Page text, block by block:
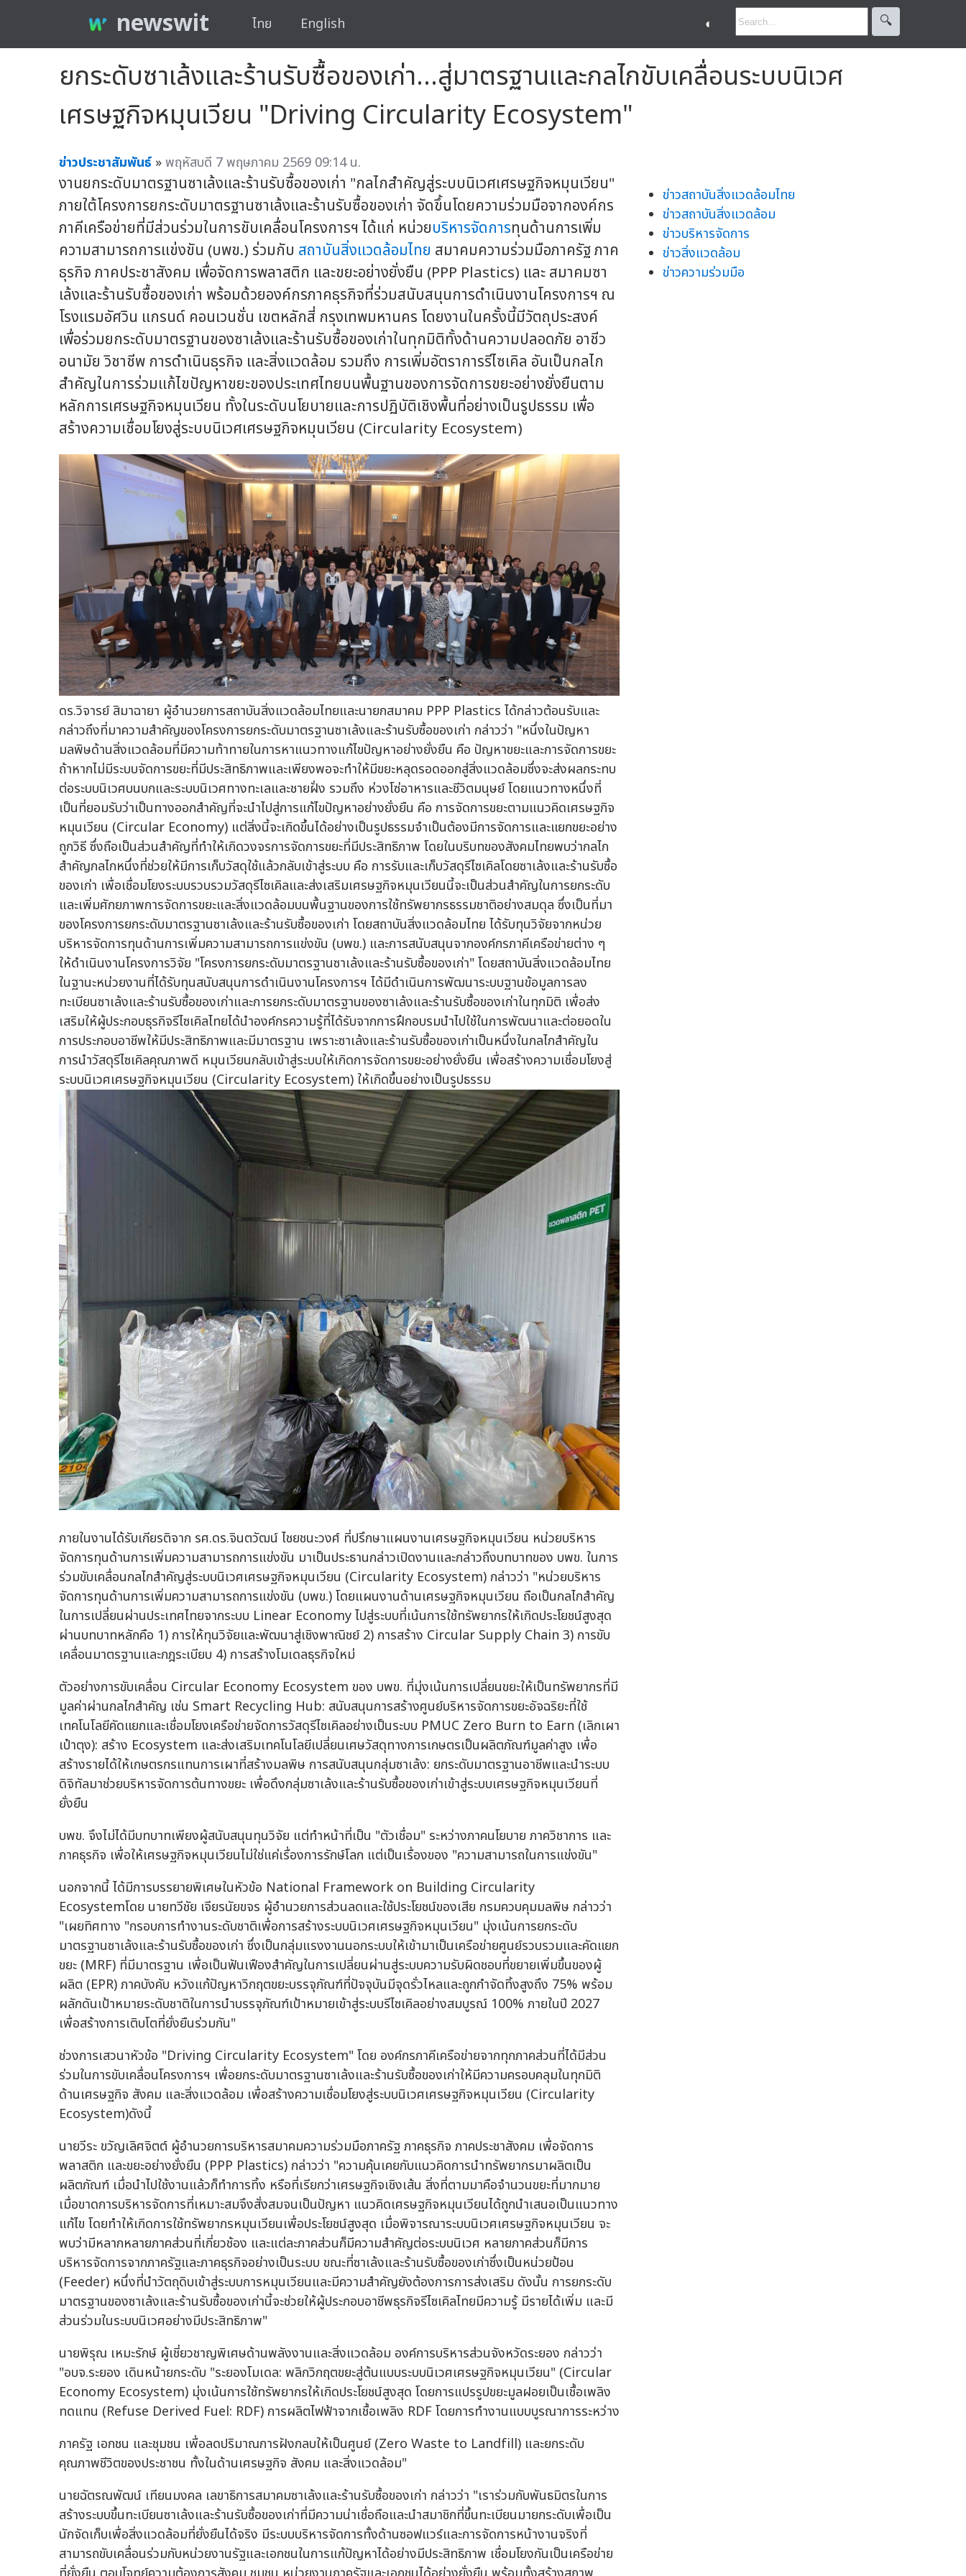
newswit ไทย English ◐ 🔍︎
ยกระดับซาเล้งและร้านรับซื้อของเก่า…สู่มาตรฐานและกลไกขับเคลื่อนระบบนิเวศ
เศรษฐกิจหมุนเวียน "Driving Circularity Ecosystem"
ข่าวประชาสัมพันธ์ »พฤหัสบดี 7 พฤษภาคม 2569 09:14 น.
งานยกระดับมาตรฐานซาเล้งและร้านรับซื้อของเก่า "กลไกสำคัญสู่ระบบนิเวศเศรษฐกิจหมุนเวียน"
ภายใต้โครงการยกระดับมาตรฐานซาเล้งและร้านรับซื้อของเก่า จัดขึ้นโดยความร่วมมือจากองค์กร
ภาคีเครือข่ายที่มีส่วนร่วมในการขับเคลื่อนโครงการฯ ได้แก่ หน่วยบริหารจัดการทุนด้านการเพิ่ม
ความสามารถการแข่งขัน (บพข.) ร่วมกับ สถาบันสิ่งแวดล้อมไทย สมาคมความร่วมมือภาครัฐ ภาค
ธุรกิจ ภาคประชาสังคม เพื่อจัดการพลาสติก และขยะอย่างยั่งยืน (PPP Plastics) และ สมาคมซา
เล้งและร้านรับซื้อของเก่า พร้อมด้วยองค์กรภาคธุรกิจที่ร่วมสนับสนุนการดำเนินงานโครงการฯ ณ
โรงแรมอัศวิน แกรนด์ คอนเวนชั่น เขตหลักสี่ กรุงเทพมหานคร โดยงานในครั้งนี้มีวัตถุประสงค์
เพื่อร่วมยกระดับมาตรฐานของซาเล้งและร้านรับซื้อของเก่าในทุกมิติทั้งด้านความปลอดภัย อาชีว
อนามัย วิชาชีพ การดำเนินธุรกิจ และสิ่งแวดล้อม รวมถึง การเพิ่มอัตราการรีไซเคิล อันเป็นกลไก
สำคัญในการร่วมแก้ไขปัญหาขยะของประเทศไทยบนพื้นฐานของการจัดการขยะอย่างยั่งยืนตาม
หลักการเศรษฐกิจหมุนเวียน ทั้งในระดับนโยบายและการปฏิบัติเชิงพื้นที่อย่างเป็นรูปธรรม เพื่อ
สร้างความเชื่อมโยงสู่ระบบนิเวศเศรษฐกิจหมุนเวียน (Circularity Ecosystem)
ดร.วิจารย์ สิมาฉายา ผู้อำนวยการสถาบันสิ่งแวดล้อมไทยและนายกสมาคม PPP Plastics ได้กล่าวต้อนรับและ
กล่าวถึงที่มาความสำคัญของโครงการยกระดับมาตรฐานซาเล้งและร้านรับซื้อของเก่า กล่าวว่า "หนึ่งในปัญหา
มลพิษด้านสิ่งแวดล้อมที่มีความท้าทายในการหาแนวทางแก้ไขปัญหาอย่างยั่งยืน คือ ปัญหาขยะและการจัดการขยะ
ถ้าหากไม่มีระบบจัดการขยะที่มีประสิทธิภาพและเพียงพอจะทำให้มีขยะหลุดรอดออกสู่สิ่งแวดล้อมซึ่งจะส่งผลกระทบ
ต่อระบบนิเวศบนบกและระบบนิเวศทางทะเลและชายฝั่ง รวมถึง ห่วงโซ่อาหารและชีวิตมนุษย์ โดยแนวทางหนึ่งที่
เป็นที่ยอมรับว่าเป็นทางออกสำคัญที่จะนำไปสู่การแก้ไขปัญหาอย่างยั่งยืน คือ การจัดการขยะตามแนวคิดเศรษฐกิจ
หมุนเวียน (Circular Economy) แต่สิ่งนี้จะเกิดขึ้นได้อย่างเป็นรูปธรรมจำเป็นต้องมีการจัดการและแยกขยะอย่าง
ถูกวิธี ซึ่งถือเป็นส่วนสำคัญที่ทำให้เกิดวงจรการจัดการขยะที่มีประสิทธิภาพ โดยในบริบทของสังคมไทยพบว่ากลไก
สำคัญกลไกหนึ่งที่ช่วยให้มีการเก็บวัสดุใช้แล้วกลับเข้าสู่ระบบ คือ การรับและเก็บวัสดุรีไซเคิลโดยซาเล้งและร้านรับซื้อ
ของเก่า เพื่อเชื่อมโยงระบบรวบรวมวัสดุรีไซเคิลและส่งเสริมเศรษฐกิจหมุนเวียนนี้จะเป็นส่วนสำคัญในการยกระดับ
และเพิ่มศักยภาพการจัดการขยะและสิ่งแวดล้อมบนพื้นฐานของการใช้ทรัพยากรธรรมชาติอย่างสมดุล ซึ่งเป็นที่มา
ของโครงการยกระดับมาตรฐานซาเล้งและร้านรับซื้อของเก่า โดยสถาบันสิ่งแวดล้อมไทย ได้รับทุนวิจัยจากหน่วย
บริหารจัดการทุนด้านการเพิ่มความสามารถการแข่งขัน (บพข.) และการสนับสนุนจากองค์กรภาคีเครือข่ายต่าง ๆ
ให้ดำเนินงานโครงการวิจัย "โครงการยกระดับมาตรฐานซาเล้งและร้านรับซื้อของเก่า" โดยสถาบันสิ่งแวดล้อมไทย
ในฐานะหน่วยงานที่ได้รับทุนสนับสนุนการดำเนินงานโครงการฯ ได้มีดำเนินการพัฒนาระบบฐานข้อมูลการลง
ทะเบียนซาเล้งและร้านรับซื้อของเก่าและการยกระดับมาตรฐานของซาเล้งและร้านรับซื้อของเก่าในทุกมิติ เพื่อส่ง
เสริมให้ผู้ประกอบธุรกิจรีไซเคิลไทยได้นำองค์กรความรู้ที่ได้รับจากการฝึกอบรมนำไปใช้ในการพัฒนาและต่อยอดใน
การประกอบอาชีพให้มีประสิทธิภาพและมีมาตรฐาน เพราะซาเล้งและร้านรับซื้อของเก่าเป็นหนึ่งในกลไกสำคัญใน
การนำวัสดุรีไซเคิลคุณภาพดี หมุนเวียนกลับเข้าสู่ระบบให้เกิดการจัดการขยะอย่างยั่งยืน เพื่อสร้างความเชื่อมโยงสู่
ระบบนิเวศเศรษฐกิจหมุนเวียน (Circularity Ecosystem) ให้เกิดขึ้นอย่างเป็นรูปธรรม
ภายในงานได้รับเกียรติจาก รศ.ดร.จินตวัฒน์ ไชยชนะวงศ์ ที่ปรึกษาแผนงานเศรษฐกิจหมุนเวียน หน่วยบริหาร
จัดการทุนด้านการเพิ่มความสามารถการแข่งขัน มาเป็นประธานกล่าวเปิดงานและกล่าวถึงบทบาทของ บพข. ในการ
ร่วมขับเคลื่อนกลไกสำคัญสู่ระบบนิเวศเศรษฐกิจหมุนเวียน (Circularity Ecosystem) กล่าวว่า "หน่วยบริหาร
จัดการทุนด้านการเพิ่มความสามารถการแข่งขัน (บพข.) โดยแผนงานด้านเศรษฐกิจหมุนเวียน ถือเป็นกลไกสำคัญ
ในการเปลี่ยนผ่านประเทศไทยจากระบบ Linear Economy ไปสู่ระบบที่เน้นการใช้ทรัพยากรให้เกิดประโยชน์สูงสุด
ผ่านบทบาทหลักคือ 1) การให้ทุนวิจัยและพัฒนาสู่เชิงพาณิชย์ 2) การสร้าง Circular Supply Chain 3) การขับ
เคลื่อนมาตรฐานและกฎระเบียบ 4) การสร้างโมเดลธุรกิจใหม่
ตัวอย่างการขับเคลื่อน Circular Economy Ecosystem ของ บพข. ที่มุ่งเน้นการเปลี่ยนขยะให้เป็นทรัพยากรที่มี
มูลค่าผ่านกลไกสำคัญ เช่น Smart Recycling Hub: สนับสนุนการสร้างศูนย์บริหารจัดการขยะอัจฉริยะที่ใช้
เทคโนโลยีคัดแยกและเชื่อมโยงเครือข่ายจัดการวัสดุรีไซเคิลอย่างเป็นระบบ PMUC Zero Burn to Earn (เลิกเผา
เป๋าตุง): สร้าง Ecosystem และส่งเสริมเทคโนโลยีเปลี่ยนเศษวัสดุทางการเกษตรเป็นผลิตภัณฑ์มูลค่าสูง เพื่อ
สร้างรายได้ให้เกษตรกรแทนการเผาที่สร้างมลพิษ การสนับสนุนกลุ่มซาเล้ง: ยกระดับมาตรฐานอาชีพและนำระบบ
ดิจิทัลมาช่วยบริหารจัดการต้นทางขยะ เพื่อดึงกลุ่มซาเล้งและร้านรับซื้อของเก่าเข้าสู่ระบบเศรษฐกิจหมุนเวียนที่
ยั่งยืน
บพข. จึงไม่ได้มีบทบาทเพียงผู้สนับสนุนทุนวิจัย แต่ทำหน้าที่เป็น "ตัวเชื่อม" ระหว่างภาคนโยบาย ภาควิชาการ และ
ภาคธุรกิจ เพื่อให้เศรษฐกิจหมุนเวียนไม่ใช่แค่เรื่องการรักษ์โลก แต่เป็นเรื่องของ "ความสามารถในการแข่งขัน"
นอกจากนี้ ได้มีการบรรยายพิเศษในหัวข้อ National Framework on Building Circularity
Ecosystemโดย นายทวีชัย เจียรนัยขจร ผู้อำนวยการส่วนลดและใช้ประโยชน์ของเสีย กรมควบคุมมลพิษ กล่าวว่า
"เผยทิศทาง "กรอบการทำงานระดับชาติเพื่อการสร้างระบบนิเวศเศรษฐกิจหมุนเวียน" มุ่งเน้นการยกระดับ
มาตรฐานซาเล้งและร้านรับซื้อของเก่า ซึ่งเป็นกลุ่มแรงงานนอกระบบให้เข้ามาเป็นเครือข่ายศูนย์รวบรวมและคัดแยก
ขยะ (MRF) ที่มีมาตรฐาน เพื่อเป็นฟันเฟืองสำคัญในการเปลี่ยนผ่านสู่ระบบความรับผิดชอบที่ขยายเพิ่มขึ้นของผู้
ผลิต (EPR) ภาคบังคับ หวังแก้ปัญหาวิกฤตขยะบรรจุภัณฑ์ที่ปัจจุบันมีจุดรั่วไหลและถูกกำจัดทิ้งสูงถึง 75% พร้อม
ผลักดันเป้าหมายระดับชาติในการนำบรรจุภัณฑ์เป้าหมายเข้าสู่ระบบรีไซเคิลอย่างสมบูรณ์ 100% ภายในปี 2027
เพื่อสร้างการเติบโตที่ยั่งยืนร่วมกัน"
ช่วงการเสวนาหัวข้อ "Driving Circularity Ecosystem" โดย องค์กรภาคีเครือข่ายจากทุกภาคส่วนที่ได้มีส่วน
ร่วมในการขับเคลื่อนโครงการฯ เพื่อยกระดับมาตรฐานซาเล้งและร้านรับซื้อของเก่าให้มีความครอบคลุมในทุกมิติ
ด้านเศรษฐกิจ สังคม และสิ่งแวดล้อม เพื่อสร้างความเชื่อมโยงสู่ระบบนิเวศเศรษฐกิจหมุนเวียน (Circularity
Ecosystem)ดังนี้
นายวีระ ขวัญเลิศจิตต์ ผู้อำนวยการบริหารสมาคมความร่วมมือภาครัฐ ภาคธุรกิจ ภาคประชาสังคม เพื่อจัดการ
พลาสติก และขยะอย่างยั่งยืน (PPP Plastics) กล่าวว่า "ความคุ้นเคยกับแนวคิดการนำทรัพยากรมาผลิตเป็น
ผลิตภัณฑ์ เมื่อนำไปใช้งานแล้วก็ทำการทิ้ง หรือที่เรียกว่าเศรษฐกิจเชิงเส้น สิ่งที่ตามมาคือจำนวนขยะที่มากมาย
เมื่อขาดการบริหารจัดการที่เหมาะสมจึงสั่งสมจนเป็นปัญหา แนวคิดเศรษฐกิจหมุนเวียนได้ถูกนำเสนอเป็นแนวทาง
แก้ไข โดยทำให้เกิดการใช้ทรัพยากรหมุนเวียนเพื่อประโยชน์สูงสุด เมื่อพิจารณาระบบนิเวศเศรษฐกิจหมุนเวียน จะ
พบว่ามีหลากหลายภาคส่วนที่เกี่ยวช้อง และแต่ละภาคส่วนก็มีความสำคัญต่อระบบนิเวศ หลายภาคส่วนก็มีการ
บริหารจัดการจากภาครัฐและภาคธุรกิจอย่างเป็นระบบ ขณะที่ซาเล้งและร้านรับซื้อของเก่าซึ่งเป็นหน่วยป้อน
(Feeder) หนึ่งที่นำวัตถุดิบเข้าสู่ระบบการหมุนเวียนและมีความสำคัญยังต้องการการส่งเสริม ดังนั้น การยกระดับ
มาตรฐานของซาเล้งและร้านรับซื้อของเก่านี้จะช่วยให้ผู้ประกอบอาชีพธุรกิจรีไซเคิลไทยมีความรู้ มีรายได้เพิ่ม และมี
ส่วนร่วมในระบบนิเวศอย่างมีประสิทธิภาพ"
นายพิรุณ เหมะรักษ์ ผู้เชี่ยวชาญพิเศษด้านพลังงานและสิ่งแวดล้อม องค์การบริหารส่วนจังหวัดระยอง กล่าวว่า
"อบจ.ระยอง เดินหน้ายกระดับ "ระยองโมเดล: พลิกวิกฤตขยะสู่ต้นแบบระบบนิเวศเศรษฐกิจหมุนเวียน" (Circular
Economy Ecosystem) มุ่งเน้นการใช้ทรัพยากรให้เกิดประโยชน์สูงสุด โดยการแปรรูปขยะมูลฝอยเป็นเชื้อเพลิง
ทดแทน (Refuse Derived Fuel: RDF) การผลิตไฟฟ้าจากเชื้อเพลิง RDF โดยการทำงานแบบบูรณาการระหว่าง
ภาครัฐ เอกชน และชุมชน เพื่อลดปริมาณการฝังกลบให้เป็นศูนย์ (Zero Waste to Landfill) และยกระดับ
คุณภาพชีวิตของประชาชน ทั้งในด้านเศรษฐกิจ สังคม และสิ่งแวดล้อม"
นายฉัตรณพัฒน์ เทียนมงคล เลขาธิการสมาคมซาเล้งและร้านรับซื้อของเก่า กล่าวว่า "เราร่วมกับพันธมิตรในการ
สร้างระบบขึ้นทะเบียนซาเล้งและร้านรับซื้อของเก่าที่มีความน่าเชื่อถือและนำสมาชิกที่ขึ้นทะเบียนมายกระดับเพื่อเป็น
นักจัดเก็บเพื่อสิ่งแวดล้อมที่ยั่งยืนได้จริง มีระบบบริหารจัดการทั้งด้านซอฟแวร์และการจัดการหน้างานจริงที่
สามารถขับเคลื่อนร่วมกับหน่วยงานรัฐและเอกชนในการแก้ปัญหาได้อย่างมีประสิทธิภาพ เชื่อมโยงกันเป็นเครือข่าย
ข่าวสถาบันสิ่งแวดล้อมไทย
ข่าวสถาบันสิ่งแวดล้อม
ข่าวบริหารจัดการ
ข่าวสิ่งแวดล้อม
ข่าวความร่วมมือ